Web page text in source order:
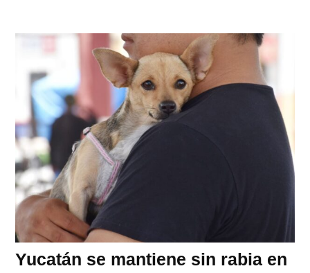
Yucatán se mantiene sin rabia en